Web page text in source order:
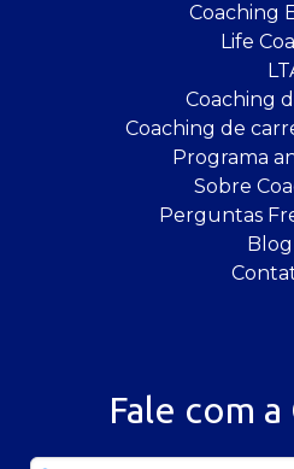
Coaching
Life
Coaching
Coaching de
Programa
Sobre
Perguntas
Blog
Fale com